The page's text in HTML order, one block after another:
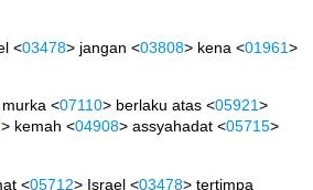
<03478> jangan <03808> kena <01961>
<07110> berlaku atas <05921>
> kemah <04908> assyahadat <05715>
<05712> Israel <03478> tertimpa